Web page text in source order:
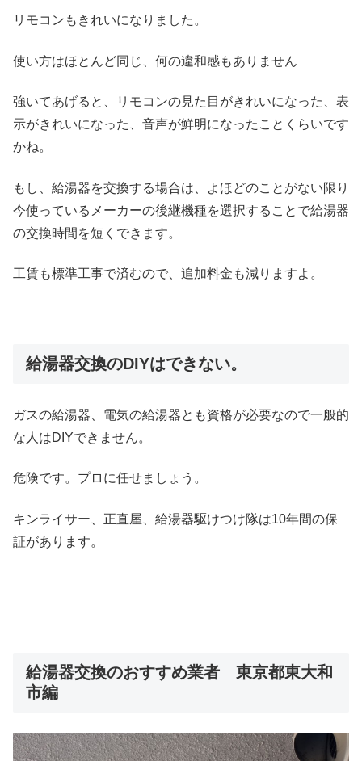
リモコンもきれいになりました。
使い方はほとんど同じ、何の違和感もありません
強いてあげると、リモコンの見た目がきれいになった、表
示がきれいになった、音声が鮮明になったことくらいです
かね。
もし、給湯器を交換する場合は、よほどのことがない限り
今使っているメーカーの後継機種を選択することで給湯器
の交換時間を短くできます。
工賃も標準工事で済むので、追加料金も減りますよ。
給湯器交換のDIYはできない。
ガスの給湯器、電気の給湯器とも資格が必要なので一般的
な人はDIYできません。
危険です。プロに任せましょう。
キンライサー、正直屋、給湯器駆けつけ隊は10年間の保
証があります。
給湯器交換のおすすめ業者 東京都東大和
市編